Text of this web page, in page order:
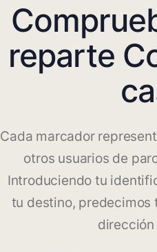
reparte
Cada marcador
otros usuarios de
Introduciendo tu
tu destino, predecimos
dirección